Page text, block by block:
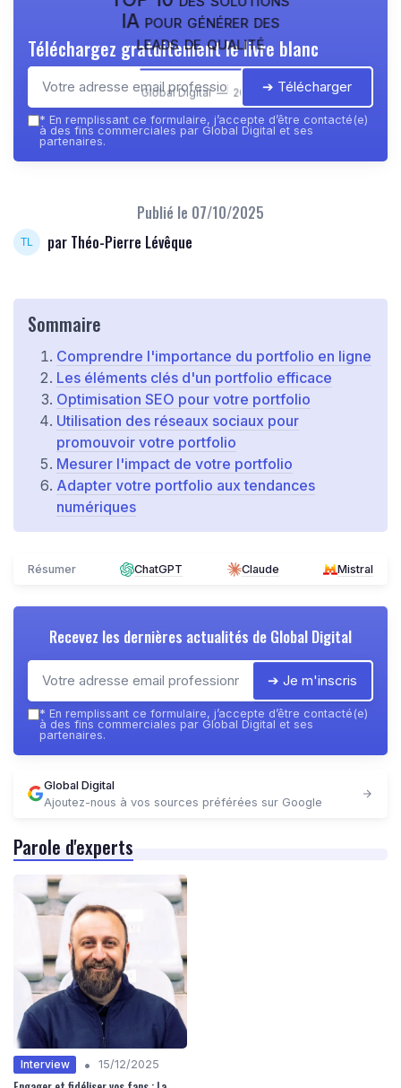
IA pour générer des
leads de qualité
Global Digital — 2026
Téléchargez gratuitement le livre blanc
➔ Télécharger
* En remplissant ce formulaire, j’accepte d’être contacté(e)
à des fins commerciales par Global Digital et ses
partenaires.
Publié le 07/10/2025
par Théo-Pierre Lévêque
Sommaire
Comprendre l'importance du portfolio en ligne
Les éléments clés d'un portfolio efficace
Optimisation SEO pour votre portfolio
Utilisation des réseaux sociaux pour
promouvoir votre portfolio
Mesurer l'impact de votre portfolio
Adapter votre portfolio aux tendances
numériques
Résumer ChatGPT Claude Mistral
Recevez les dernières actualités de Global Digital
➔ Je m'inscris
* En remplissant ce formulaire, j’accepte d’être contacté(e)
à des fins commerciales par Global Digital et ses
partenaires.
Global Digital
Ajoutez-nous à vos sources préférées sur Google
Parole d'experts
Interview • 15/12/2025